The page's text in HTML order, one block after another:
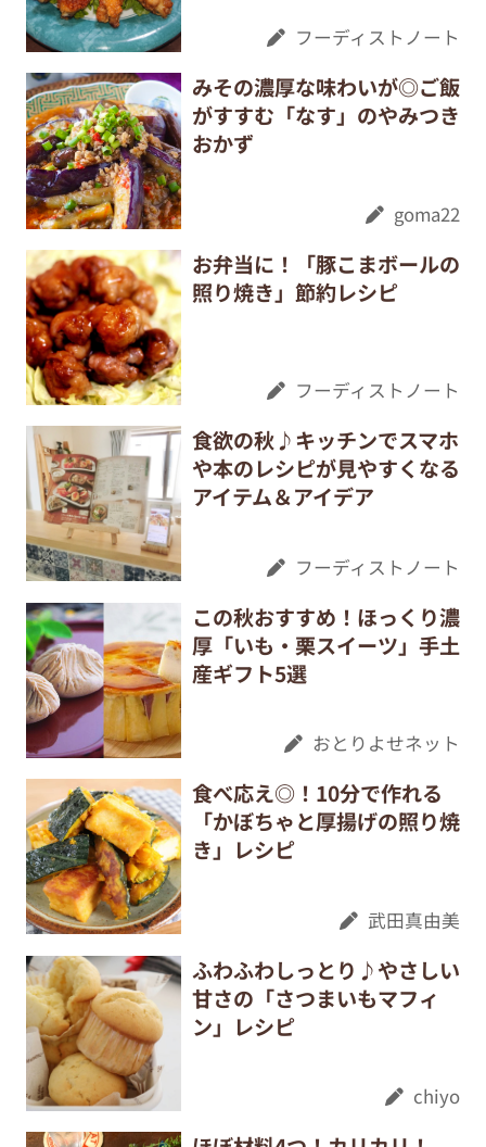
フーディストノート
みその濃厚な味わいが◎ご飯
がすすむ「なす」のやみつき
おかず
goma22
お弁当に！「豚こまボールの
照り焼き」節約レシピ
フーディストノート
食欲の秋♪キッチンでスマホ
や本のレシピが見やすくなる
アイテム＆アイデア
フーディストノート
この秋おすすめ！ほっくり濃
厚「いも・栗スイーツ」手土
産ギフト5選
おとりよせネット
食べ応え◎！10分で作れる
「かぼちゃと厚揚げの照り焼
き」レシピ
武田真由美
ふわふわしっとり♪やさしい
甘さの「さつまいもマフィ
ン」レシピ
chiyo